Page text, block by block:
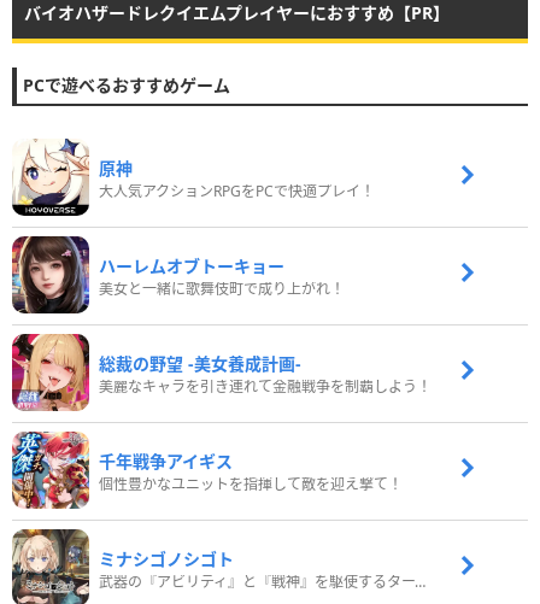
バイオハザードレクイエムプレイヤーにおすすめ【PR】
PCで遊べるおすすめゲーム
原神
大人気アクションRPGをPCで快適プレイ！
ハーレムオブトーキョー
美女と一緒に歌舞伎町で成り上がれ！
総裁の野望 -美女養成計画-
美麗なキャラを引き連れて金融戦争を制覇しよう！
千年戦争アイギス
個性豊かなユニットを指揮して敵を迎え撃て！
ミナシゴノシゴト
武器の『アビリティ』と『戦神』を駆使するターン制コマンドバトルRPG！